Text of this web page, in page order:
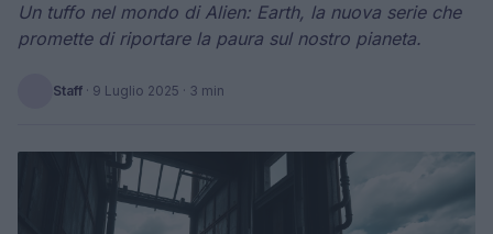
Un tuffo nel mondo di Alien: Earth, la nuova serie che
promette di riportare la paura sul nostro pianeta.
Staff · 9 Luglio 2025 · 3 min